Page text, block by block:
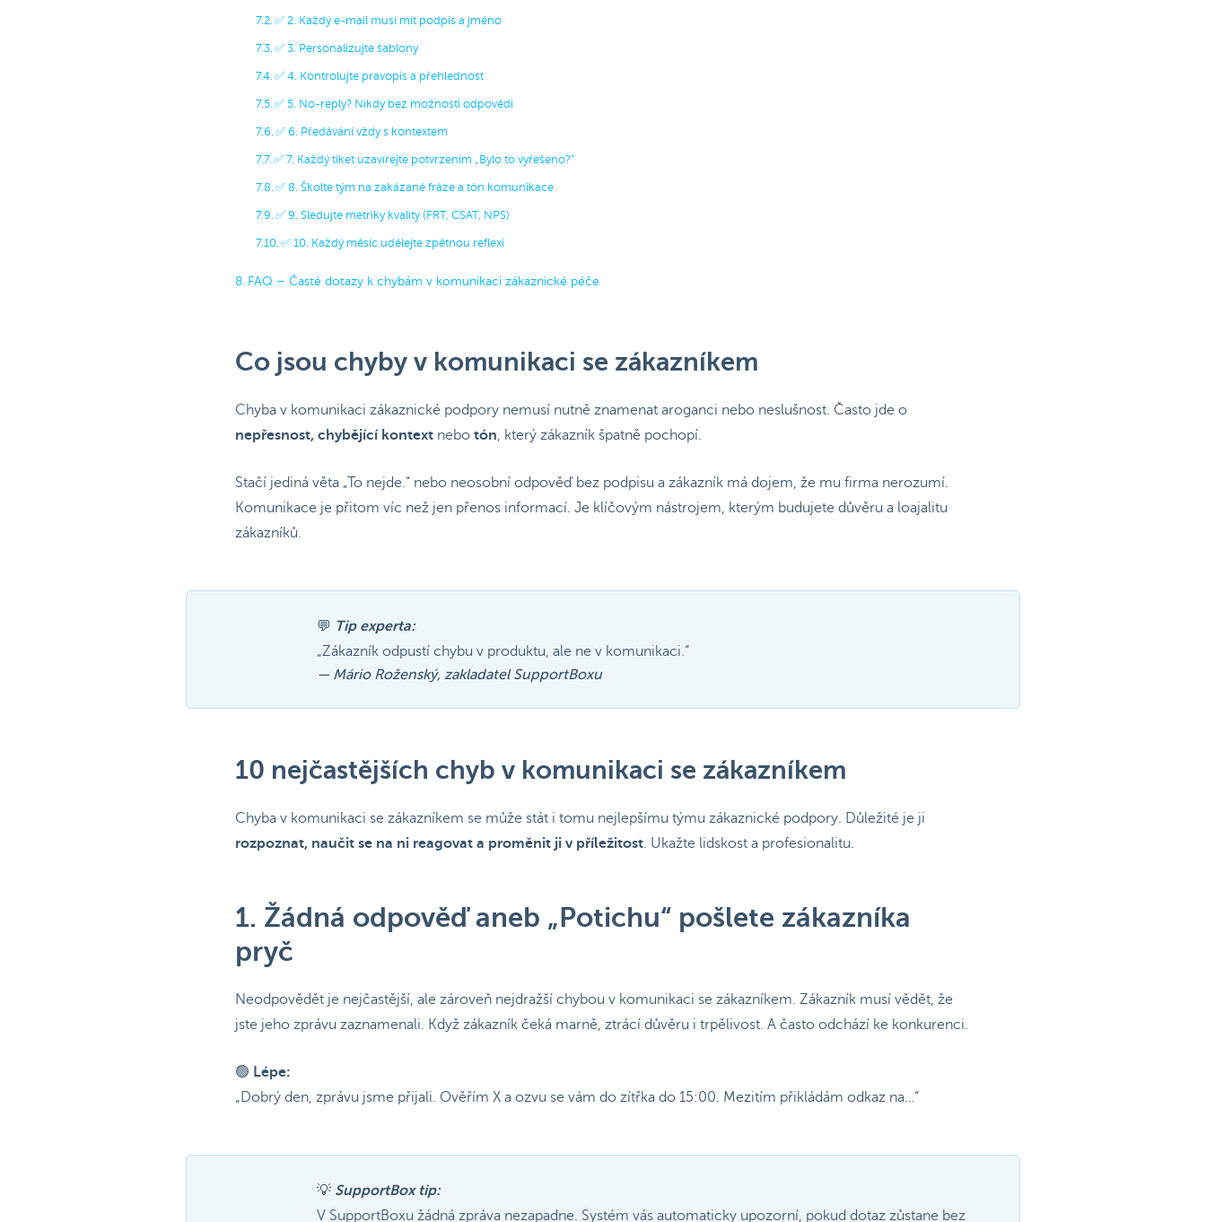
✅ 2. Každý e-mail musí mít podpis a jméno
✅ 3. Personalizujte šablony
✅ 4. Kontrolujte pravopis a přehlednost
✅ 5. No-reply? Nikdy bez možnosti odpovědi
✅ 6. Předávání vždy s kontextem
✅ 7. Každý tiket uzavírejte potvrzením „Bylo to vyřešeno?“
✅ 8. Školte tým na zakázané fráze a tón komunikace
✅ 9. Sledujte metriky kvality (FRT, CSAT, NPS)
✅ 10. Každý měsíc udělejte zpětnou reflexi
FAQ – Časté dotazy k chybám v komunikaci zákaznické péče
Co jsou chyby v komunikaci se zákazníkem
Chyba v komunikaci zákaznické podpory nemusí nutně znamenat aroganci nebo neslušnost. Často jde o
nepřesnost, chybějící kontext nebo tón, který zákazník špatně pochopí.
Stačí jediná věta „To nejde.“ nebo neosobní odpověď bez podpisu a zákazník má dojem, že mu firma nerozumí.
Komunikace je přitom víc než jen přenos informací. Je klíčovým nástrojem, kterým budujete důvěru a loajalitu
zákazníků.
💬 Tip experta:
„Zákazník odpustí chybu v produktu, ale ne v komunikaci.“
— Mário Roženský, zakladatel SupportBoxu
10 nejčastějších chyb v komunikaci se zákazníkem
Chyba v komunikaci se zákazníkem se může stát i tomu nejlepšímu týmu zákaznické podpory. Důležité je ji
rozpoznat, naučit se na ni reagovat a proměnit ji v příležitost. Ukažte lidskost a profesionalitu.
1. Žádná odpověď aneb „Potichu“ pošlete zákazníka
pryč
Neodpovědět je nejčastější, ale zároveň nejdražší chybou v komunikaci se zákazníkem. Zákazník musí vědět, že
jste jeho zprávu zaznamenali. Když zákazník čeká marně, ztrácí důvěru i trpělivost. A často odchází ke konkurenci.
🟢 Lépe:
„Dobrý den, zprávu jsme přijali. Ověřím X a ozvu se vám do zítřka do 15:00. Mezitím přikládám odkaz na…“
💡 SupportBox tip:
V SupportBoxu žádná zpráva nezapadne. Systém vás automaticky upozorní, pokud dotaz zůstane bez